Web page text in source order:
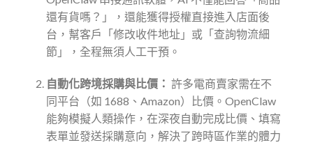
還有貨嗎？」，還能獲得授權直接進入店面後
台，幫客戶「修改收件地址」或「查詢物流細
節」，全程無須人工干預。
自動化跨境採購與比價： 許多電商賣家需在不
同平台（如 1688、Amazon）比價。OpenClaw
能夠模擬人類操作，在深夜自動完成比價、填寫
表單並發送採購意向，解決了跨時區作業的體力